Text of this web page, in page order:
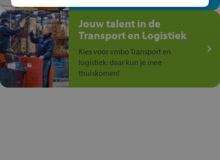
Jouw talent in de
Transport en Logistiek
Kies voor vmbo Transport en
logistiek: daar kun je mee
thuiskomen!